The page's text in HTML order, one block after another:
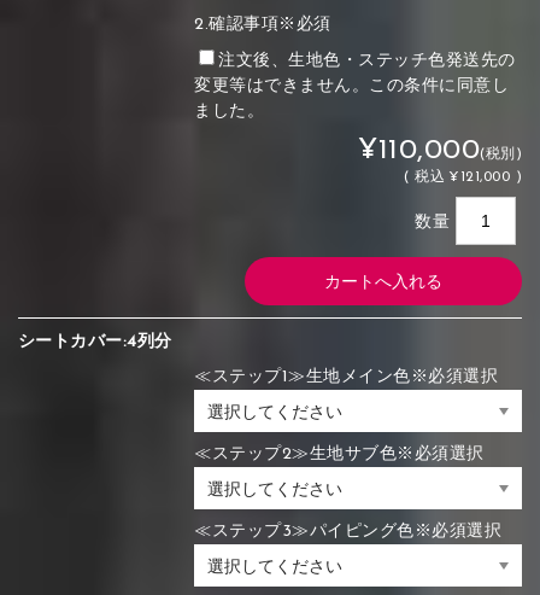
2.確認事項※必須
注文後、生地色・ステッチ色発送先の
変更等はできません。この条件に同意し
ました。
¥110,000(税別)
(税込 ¥121,000 )
数量
シートカバー:4列分
≪ステップ1≫生地メイン色※必須選択
≪ステップ2≫生地サブ色※必須選択
≪ステップ3≫パイピング色※必須選択